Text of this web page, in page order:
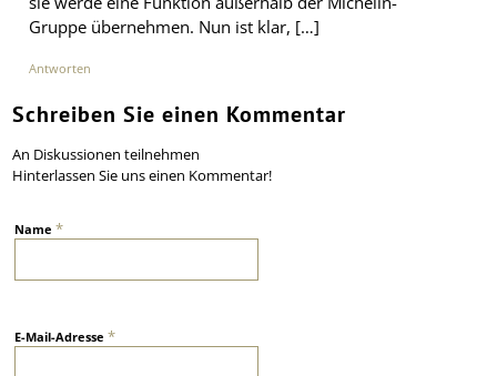
Gruppe übernehmen. Nun ist klar, […]
Antworten
Schreiben Sie einen Kommentar
An Diskussionen teilnehmen
Hinterlassen Sie uns einen Kommentar!
Name*
E-Mail-Adresse*